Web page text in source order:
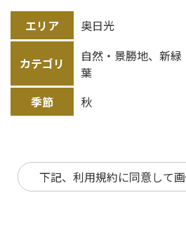
エリア 奥日光
カテゴリ
自然・景勝地、新緑
葉
季節
秋
下記、利用規約に同意して